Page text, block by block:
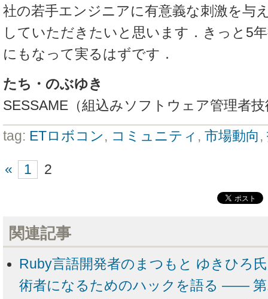
社の若手エンジニアに有意義な刺激を与
していただきたいと思います．きっと5
にもなって実るはずです．
たち・のぶゆき
SESSAME（組込みソフトウェア管理者
tag: ETロボコン , コミュニティ , 市場動向 ,
« 1 2
関連記事
Ruby言語開発者のまつもと ゆきひろ
術者になるためのハックを語る ―― 第